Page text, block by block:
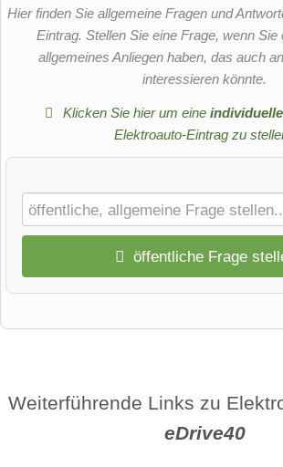
Hier finden Sie allgemeine Fragen und
Eintrag. Stellen Sie eine Frage, wenn Sie
allgemeines Anliegen haben, das auch
interessieren könnte.
Klicken Sie hier um eine
Elektroauto-Eintrag zu
öffentliche Frage
Name
Weiterführende Links zu
eDrive40